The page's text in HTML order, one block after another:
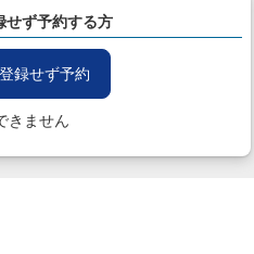
せず予約する方
録せず予約
きません